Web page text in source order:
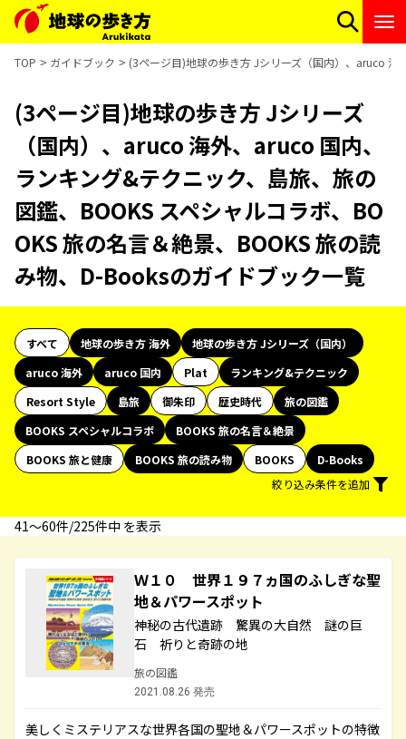
TOP ガイドブック (3ページ目)地球の歩き方 Jシリーズ（国内）、aruco
(3ページ目)地球の歩き方 Jシリーズ
（国内）、aruco 海外、aruco 国内、
ランキング&テクニック、島旅、旅の
図鑑、BOOKS スペシャルコラボ、BO
OKS 旅の名言＆絶景、BOOKS 旅の読
み物、D-Booksのガイドブック一覧
すべて 地球の歩き方 海外
地球の歩き方 Jシリーズ（国内）
aruco 海外
aruco 国内 Plat
ランキング&テクニック
Resort Style
島旅 御朱印 歴史時代
旅の図鑑
BOOKS スペシャルコラボ
BOOKS 旅の名言＆絶景
BOOKS 旅と健康
BOOKS 旅の読み物 BOOKS
D-Books
絞り込み条件を追加
41〜60件/225件中 を表示
Ｗ１０ 世界１９７ヵ国のふしぎな聖
地＆パワースポット
神秘の古代遺跡 驚異の大自然 謎の巨
石 祈りと奇跡の地
旅の図鑑
2021.08.26 発売
美しくミステリアスな世界各国の聖地＆パワースポットの特徴